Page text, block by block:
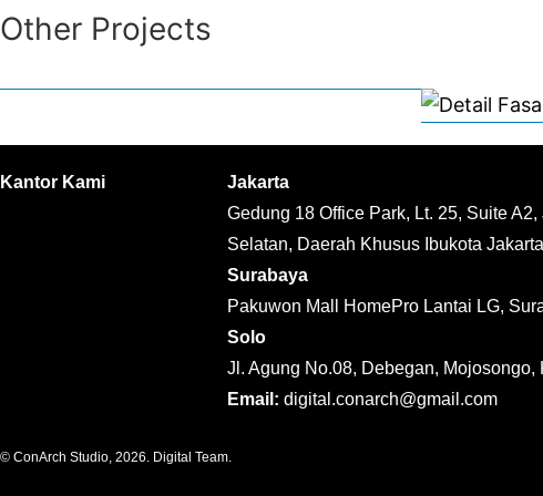
Other Projects
Kantor Kami
Jakarta
Gedung 18 Office Park, Lt. 25, Suite
Selatan, Daerah Khusus Ibukota
Surabaya
Pakuwon Mall HomePro Lantai LG,
Solo
Jl. Agung No.08, Debegan,
Email: digital.conarch@gmail.com
© ConArch Studio, 2026. Digital Team.